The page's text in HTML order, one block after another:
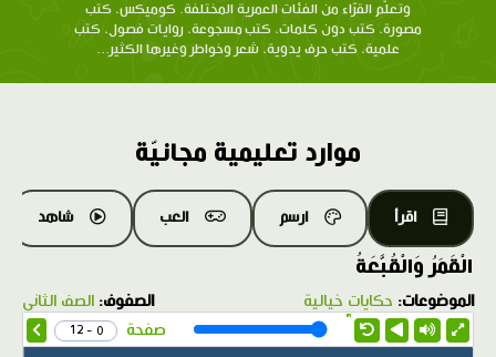
وتعلّم القرّاء من الفئات العمرية المختلفة. كوميكس، كتب
مصورة، كتب دون كلمات، كتب مسجوعة، روايات فصول، كتب
علمية، كتب حرف يدوية، شعر وخواطر وغيرها الكثير...
موارد تعليمية مجانيّة
اقرأ ارسم العب شاهد
الْقَمَرُ وَالْقُبَّعَةُ
الموضوعات: حكايات خيالية الصفوف: الصف الثاني
1.0X
صفحة 0 - 12